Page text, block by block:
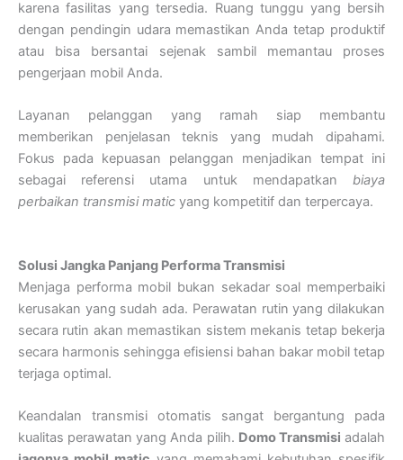
karena fasilitas yang tersedia. Ruang tunggu yang bersih
dengan pendingin udara memastikan Anda tetap produktif
atau bisa bersantai sejenak sambil memantau proses
pengerjaan mobil Anda.
Layanan pelanggan yang ramah siap membantu
memberikan penjelasan teknis yang mudah dipahami.
Fokus pada kepuasan pelanggan menjadikan tempat ini
sebagai referensi utama untuk mendapatkan biaya
perbaikan transmisi matic yang kompetitif dan terpercaya.
Solusi Jangka Panjang Performa Transmisi
Menjaga performa mobil bukan sekadar soal memperbaiki
kerusakan yang sudah ada. Perawatan rutin yang dilakukan
secara rutin akan memastikan sistem mekanis tetap bekerja
secara harmonis sehingga efisiensi bahan bakar mobil tetap
terjaga optimal.
Keandalan transmisi otomatis sangat bergantung pada
kualitas perawatan yang Anda pilih. Domo Transmisi adalah